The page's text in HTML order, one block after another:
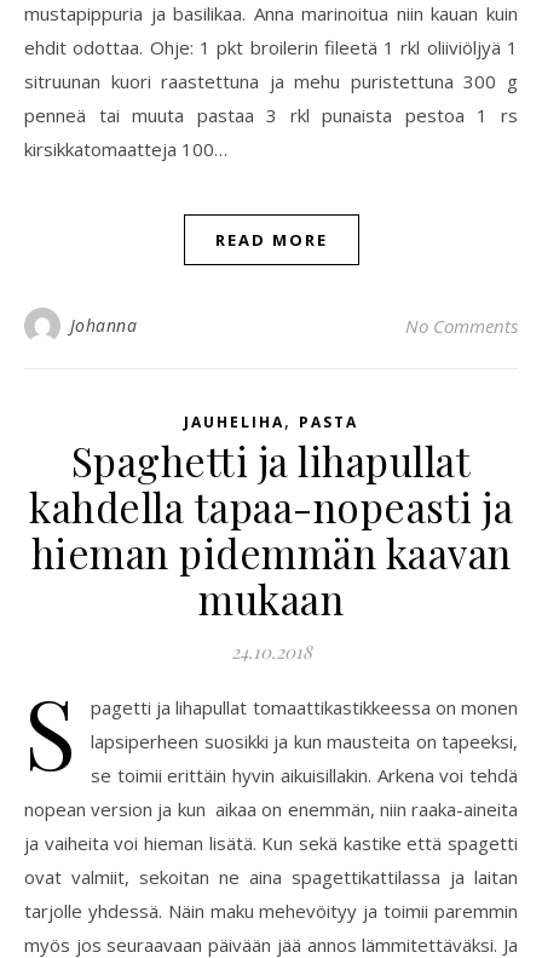
mustapippuria ja basilikaa. Anna marinoitua niin kauan kuin
ehdit odottaa. Ohje: 1 pkt broilerin fileetä 1 rkl oliiviöljyä 1
sitruunan kuori raastettuna ja mehu puristettuna 300 g
penneä tai muuta pastaa 3 rkl punaista pestoa 1 rs
kirsikkatomaatteja 100…
READ MORE
Johanna No Comments
JAUHELIHA, PASTA
Spaghetti ja lihapullat
kahdella tapaa-nopeasti ja
hieman pidemmän kaavan
mukaan
24.10.2018
S
pagetti ja lihapullat tomaattikastikkeessa on monen
lapsiperheen suosikki ja kun mausteita on tapeeksi,
se toimii erittäin hyvin aikuisillakin. Arkena voi tehdä
nopean version ja kun aikaa on enemmän, niin raaka-aineita
ja vaiheita voi hieman lisätä. Kun sekä kastike että spagetti
ovat valmiit, sekoitan ne aina spagettikattilassa ja laitan
tarjolle yhdessä. Näin maku mehevöityy ja toimii paremmin
myös jos seuraavaan päivään jää annos lämmitettäväksi. Ja